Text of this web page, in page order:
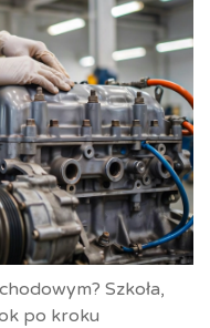
Szkoła,
po kroku